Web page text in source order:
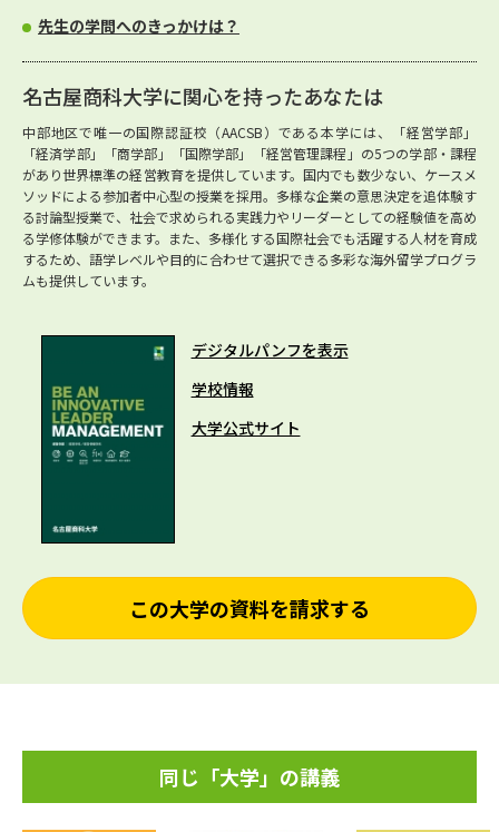
先生の学問へのきっかけは？
名古屋商科大学に関心を持ったあなたは
中部地区で唯一の国際認証校（AACSB）である本学には、「経営学部」
「経済学部」「商学部」「国際学部」「経営管理課程」の5つの学部・課程
があり世界標準の経営教育を提供しています。国内でも数少ない、ケースメ
ソッドによる参加者中心型の授業を採用。多様な企業の意思決定を追体験す
る討論型授業で、社会で求められる実践力やリーダーとしての経験値を高め
る学修体験ができます。また、多様化する国際社会でも活躍する人材を育成
するため、語学レベルや目的に合わせて選択できる多彩な海外留学プログラ
ムも提供しています。
デジタルパンフを表示
学校情報
大学公式サイト
この大学の資料を請求する
同じ「大学」の講義